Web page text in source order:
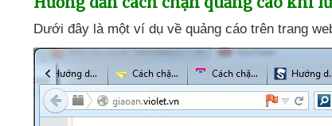
Dưới đây là một ví dụ về quảng cáo trên trang